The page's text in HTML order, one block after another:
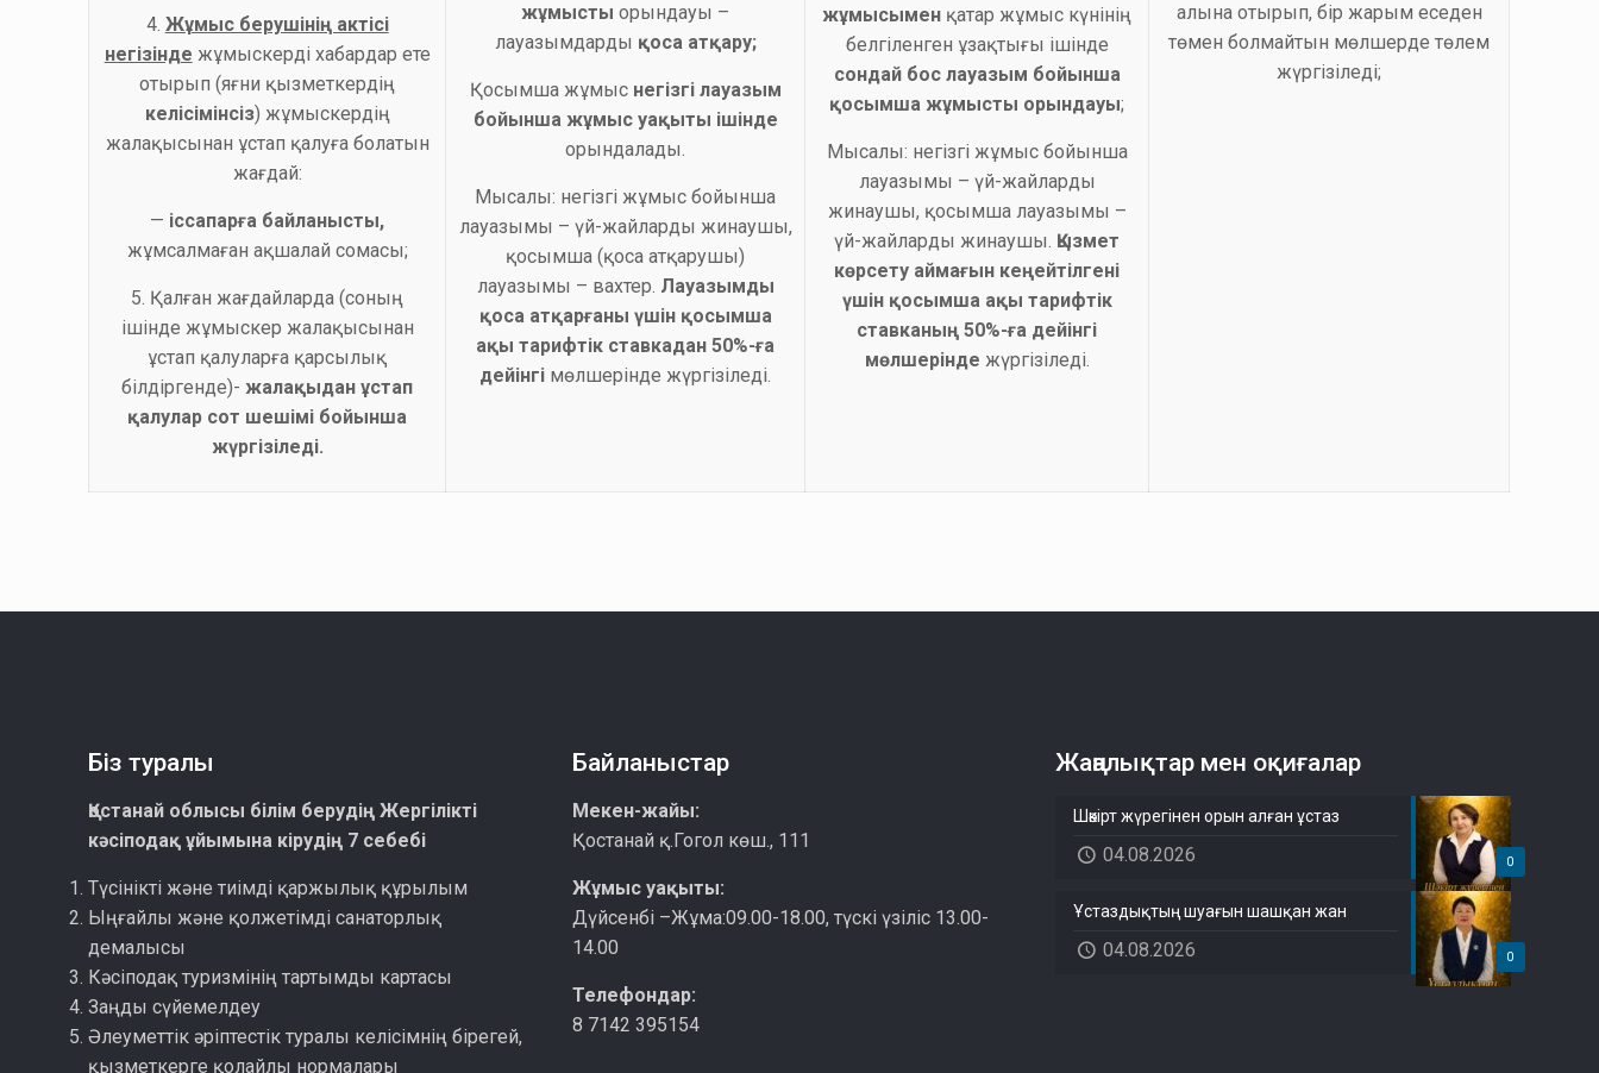
4. Жұмыс берушінің актісі
негізінде жұмыскерді хабардар ете
отырып (яғни қызметкердің
келісімінсіз) жұмыскердің
жалақысынан ұстап қалуға болатын
жағдай:
— іссапарға байланысты,
жұмсалмаған ақшалай сомасы;
5. Қалған жағдайларда (соның
ішінде жұмыскер жалақысынан
ұстап қалуларға қарсылық
білдіргенде)- жалақыдан ұстап
қалулар сот шешімі бойынша
жүргізіледі.
жұмысты орындауы –
лауазымдарды қоса атқару;
Қосымша жұмыснегізгі лауазым
бойынша жұмыс уақыты ішінде
орындалады.
Мысалы: негізгі жұмыс бойынша
лауазымы – үй-жайларды жинаушы,
қосымша (қоса атқарушы)
лауазымы – вахтер. Лауазымды
қоса атқарғаны үшін қосымша
ақы тарифтік ставкадан 50%-ға
дейінгі мөлшерінде жүргізіледі.
жұмысымен қатар жұмыс күнінің
белгіленген ұзақтығы ішінде
сондай бос лауазым бойынша
қосымша жұмысты орындауы;
Мысалы: негізгі жұмыс бойынша
лауазымы – үй-жайларды
жинаушы, қосымша лауазымы –
үй-жайларды жинаушы. Қызмет
көрсету аймағын кеңейтілгені
үшін қосымша ақы тарифтік
ставканың50%-ға дейінгі
мөлшерінде жүргізіледі.
алына отырып, бір жарым еседен
төмен болмайтын мөлшерде төлем
жүргізіледі;
Біз туралы
Қостанай облысы білім берудің Жергілікті
кәсіподақ ұйымына кірудің 7 себебі
Түсінікті және тиімді қаржылық құрылым
Ыңғайлы және қолжетімді санаторлық
демалысы
Кәсіподақ туризмінің тартымды картасы
Заңды сүйемелдеу
Әлеуметтік әріптестік туралы келісімнің бірегей,
қызметкерге қолайлы нормалары
Байланыстар
Мекен-жайы:
Қостанай қ.Гогол көш., 111
Жұмыс уақыты:
Дүйсенбі –Жұма:09.00-18.00, түскі үзіліс 13.00-
14.00
Телефондар:
8 7142 395154
Жаңалықтар мен оқиғалар
0
Шәкірт жүрегінен орын алған ұстаз
04.08.2026
0
Ұстаздықтың шуағын шашқан жан
04.08.2026